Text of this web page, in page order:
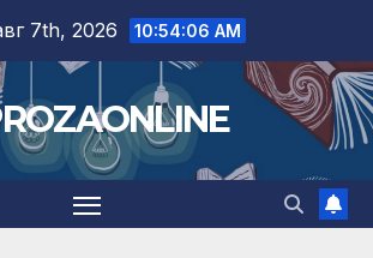
7th, 2026 10:54:07 AM